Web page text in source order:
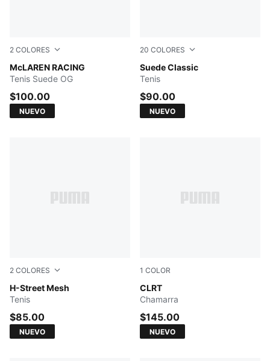
2 COLORES
McLAREN RACING
PUMA White-Papaya
Tenis Suede OG
$100.00
NUEVO
20 COLORES
Suede Classic
Haute Coffee-PUMA White
Tenis
$90.00
NUEVO
2 COLORES
H-Street Mesh
Buttercream-Gum
Tenis
$85.00
NUEVO
1 COLOR
CLRT
Moody Gray
Chamarra
$145.00
NUEVO